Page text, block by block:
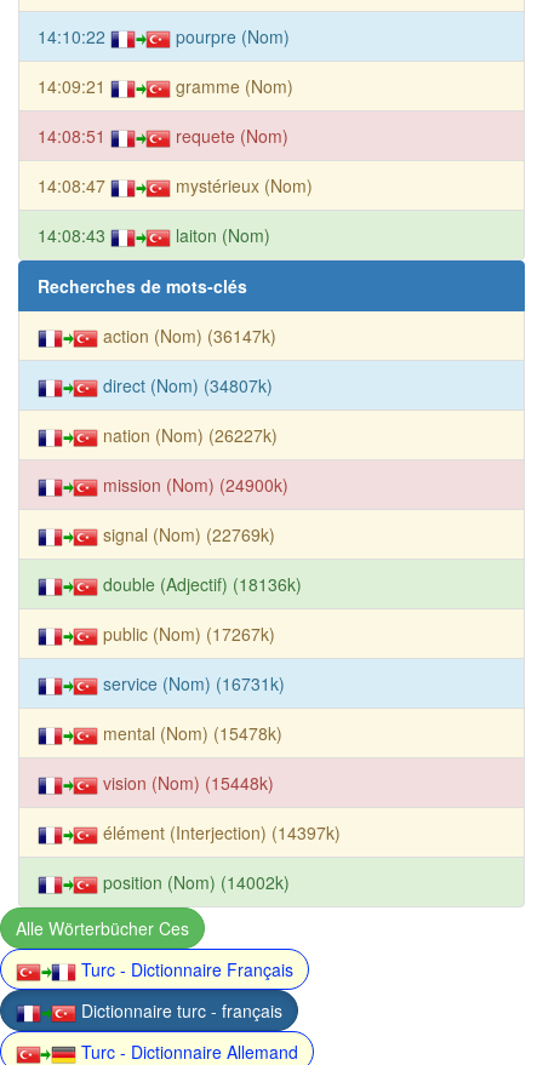
14:10:22 pourpre (Nom)
14:09:21 gramme (Nom)
14:08:51 requete (Nom)
14:08:47 mystérieux (Nom)
14:08:43 laiton (Nom)
Recherches de mots-clés
action (Nom) (36147k)
direct (Nom) (34807k)
nation (Nom) (26227k)
mission (Nom) (24900k)
signal (Nom) (22769k)
double (Adjectif) (18136k)
public (Nom) (17267k)
service (Nom) (16731k)
mental (Nom) (15478k)
vision (Nom) (15448k)
élément (Interjection) (14397k)
position (Nom) (14002k)
Alle Wörterbücher Ces
Turc - Dictionnaire Français
Dictionnaire turc - français
Turc - Dictionnaire Allemand